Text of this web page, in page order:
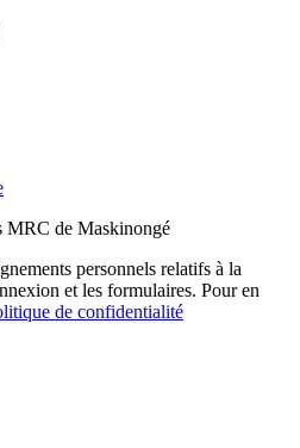
MRC de Maskinongé
personnels relatifs à la
et les formulaires. Pour en
de confidentialité